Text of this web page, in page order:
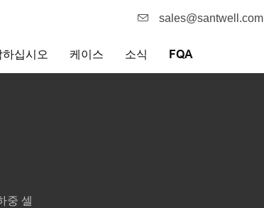
sales@santwell.com
십시오 케이스 소식 FQA
중 셀